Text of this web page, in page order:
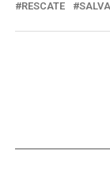
RESCATE